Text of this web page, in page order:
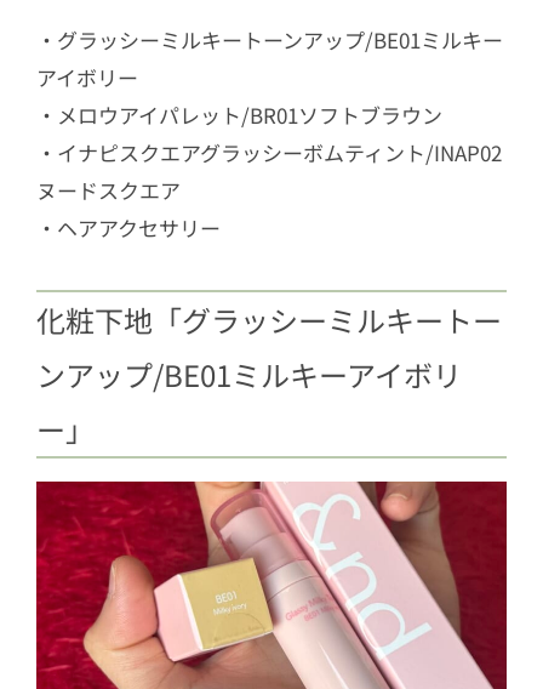
・グラッシーミルキートーンアップ/BE01ミルキー
アイボリー
・メロウアイパレット/BR01ソフトブラウン
・イナピスクエアグラッシーボムティント/INAP02
ヌードスクエア
・ヘアアクセサリー
化粧下地「グラッシーミルキートー
ンアップ/BE01ミルキーアイボリ
ー」